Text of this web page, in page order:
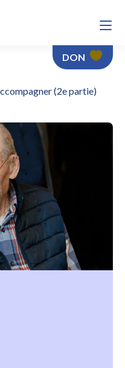
DON
(2e partie)
accompagner (2e partie)